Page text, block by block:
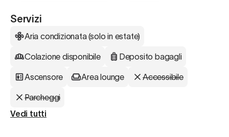
Servizi
Aria condizionata (solo in estate)
Colazione disponibile Deposito bagagli
Ascensore Area lounge Accessibile
Parcheggi
Vedi tutti